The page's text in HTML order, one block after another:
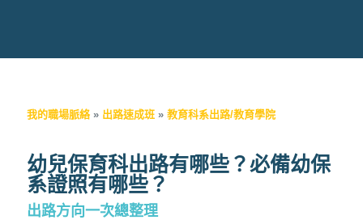
我的職場脈絡 » 出路速成班 » 教育科系出路/教育學院
幼兒保育科出路有哪些？必備幼保
系證照有哪些？
出路方向一次總整理